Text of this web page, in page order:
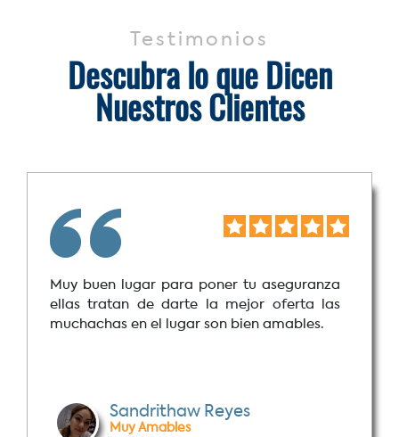
Testimonios
Descubra lo que Dicen
Nuestros Clientes
Muy buen lugar para poner tu aseguranza
ellas tratan de darte la mejor oferta las
muchachas en el lugar son bien amables.
Sandrithaw Reyes
Muy Amables